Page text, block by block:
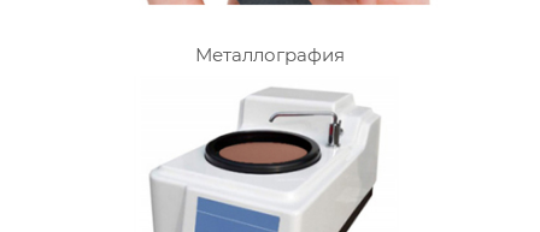
Металлография